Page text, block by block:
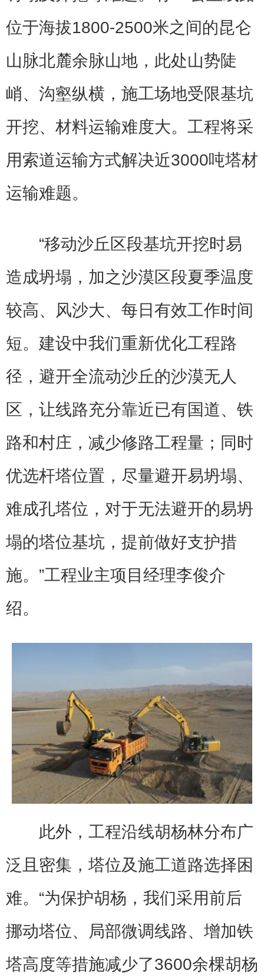
位于海拔1800-2500米之间的昆仑
山脉北麓余脉山地，此处山势陡
峭、沟壑纵横，施工场地受限基坑
开挖、材料运输难度大。工程将采
用索道运输方式解决近3000吨塔材
运输难题。
“移动沙丘区段基坑开挖时易
造成坍塌，加之沙漠区段夏季温度
较高、风沙大、每日有效工作时间
短。建设中我们重新优化工程路
径，避开全流动沙丘的沙漠无人
区，让线路充分靠近已有国道、铁
路和村庄，减少修路工程量；同时
优选杆塔位置，尽量避开易坍塌、
难成孔塔位，对于无法避开的易坍
塌的塔位基坑，提前做好支护措
施。”工程业主项目经理李俊介
绍。
此外，工程沿线胡杨林分布广
泛且密集，塔位及施工道路选择困
难。“为保护胡杨，我们采用前后
挪动塔位、局部微调线路、增加铁
塔高度等措施减少了3600余棵胡杨